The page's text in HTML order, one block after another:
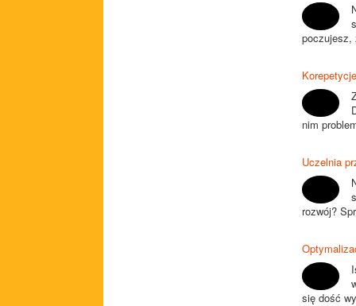
nim
Uczelnia
rozwój?
się dość